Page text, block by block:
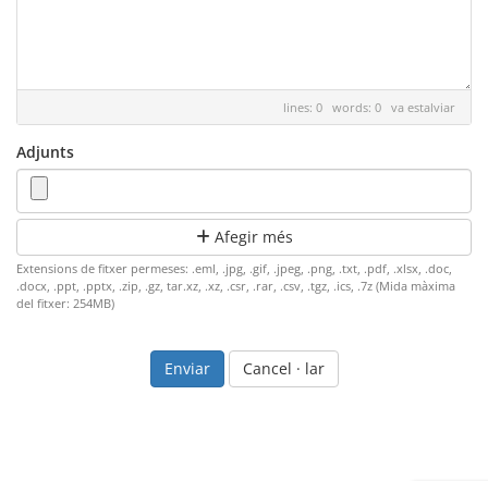
lines: 0 words: 0 va estalviar
Adjunts
Afegir més
Extensions de fitxer permeses: .eml, .jpg, .gif, .jpeg, .png, .txt, .pdf, .xlsx, .doc,
.docx, .ppt, .pptx, .zip, .gz, tar.xz, .xz, .csr, .rar, .csv, .tgz, .ics, .7z (Mida màxima
del fitxer: 254MB)
Cancel · lar